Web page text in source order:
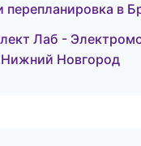
перепланировка в
Лаб -
Новгород